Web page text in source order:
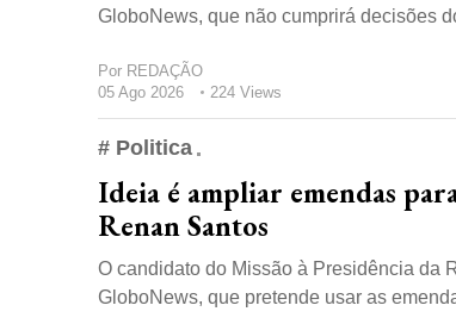
GloboNews, que não cumprirá decisões
Por REDAÇÃO
05 Ago 2026
224 Views
# Politica
Ideia é ampliar emendas
Renan Santos
O candidato do Missão à Presidência da
GloboNews, que pretende usar as